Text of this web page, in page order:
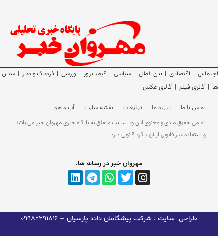
اجتماعی | اقتصادی | بین الملل | سیاسی | قیمت روز | ورزشی | فرهنگ و هنر | استان
ها | گالری فیلم | گالری عکس
تماس با ما درباره ما تبلیغات نقشه سایت آب و هوا
تمامی حقوق مادی و معنوی این وب سایت متعلق به پایگاه خبری مهروان خبر می باشد
و استفاده غیر قانونی از آن پیگرد قانونی دارد.
مهروان خبر در رسانه ها:
طراحی سایت : شرکت پیشگامان داده پارسیان – 09982291816